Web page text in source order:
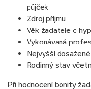
půjček
Zdroj příjmu
Věk žadatele o
Vykonávaná
Nejvyšší
Rodinný stav
Při hodnocení bonity